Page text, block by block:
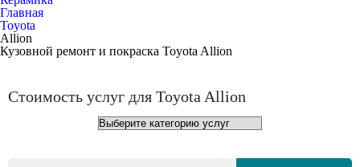
Главная
Toyota
Allion
Кузовной ремонт и покраска Toyota Allion
Стоимость услуг для Toyota Allion